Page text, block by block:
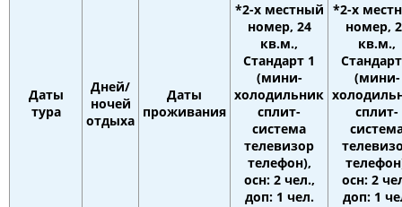
Даты
тура
Дней/
ночей
отдыха
Даты
проживания
*2-х местный
номер, 24
кв.м.,
Стандарт 1
(мини-
холодильник
сплит-
система
телевизор
телефон),
осн: 2 чел.,
доп: 1 чел.
*2-х
номер,
кв.м.,
(мини-
сплит-
осн: 2
доп: 1